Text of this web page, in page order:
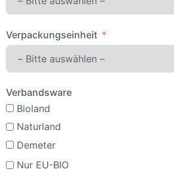
Verpackungseinheit
Verbandsware
Bioland
Naturland
Demeter
Nur EU-BIO